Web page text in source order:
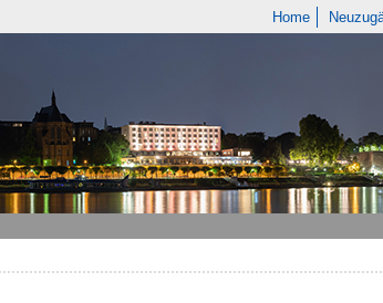
Home